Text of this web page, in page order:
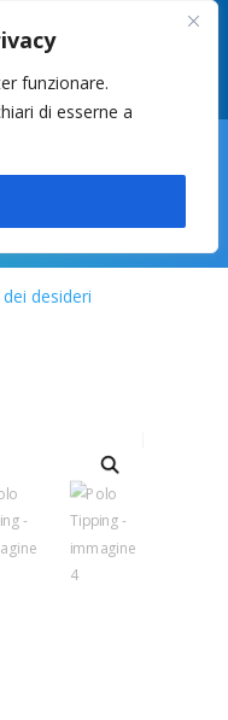
funzionare.
di esserne a
17
desideri